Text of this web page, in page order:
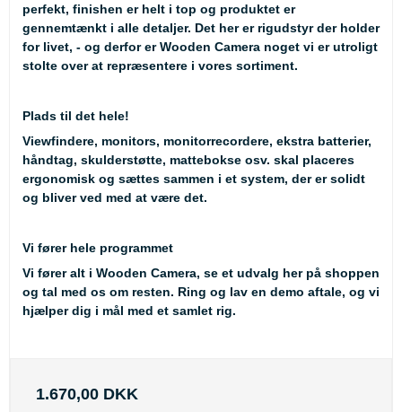
perfekt, finishen er helt i top og produktet er
gennemtænkt i alle detaljer. Det her er rigudstyr der holder
for livet, - og derfor er Wooden Camera noget vi er utroligt
stolte over at repræsentere i vores sortiment.
Plads til det hele!
Viewfindere, monitors, monitorrecordere, ekstra batterier,
håndtag, skulderstøtte, mattebokse osv. skal placeres
ergonomisk og sættes sammen i et system, der er solidt
og bliver ved med at være det.
Vi fører hele programmet
Vi fører alt i Wooden Camera, se et udvalg her på shoppen
og tal med os om resten. Ring og lav en demo aftale, og vi
hjælper dig i mål med et samlet rig.
1.670,00 DKK